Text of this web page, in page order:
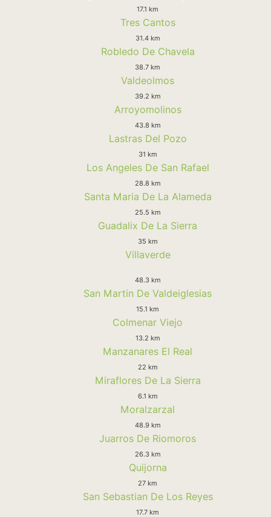
17.1 km
Tres Cantos
31.4 km
Robledo De Chavela
38.7 km
Valdeolmos
39.2 km
Arroyomolinos
43.8 km
Lastras Del Pozo
31 km
Los Angeles De San Rafael
28.8 km
Santa Maria De La Alameda
25.5 km
Guadalix De La Sierra
35 km
Villaverde
48.3 km
San Martin De Valdeiglesias
15.1 km
Colmenar Viejo
13.2 km
Manzanares El Real
22 km
Miraflores De La Sierra
6.1 km
Moralzarzal
48.9 km
Juarros De Riomoros
26.3 km
Quijorna
27 km
San Sebastian De Los Reyes
17.7 km